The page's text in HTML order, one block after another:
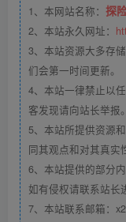
1、本网站名称： 探
2、本站永久网址：
3、本站资源大多存
们会第一时间更新。
4、本站一律禁止以
客发现请向站长举报。
5、本站所提供资源
同其观点和对其真实
6、本站提供的部分
如有侵权请联系站长
7、本站联系邮箱：